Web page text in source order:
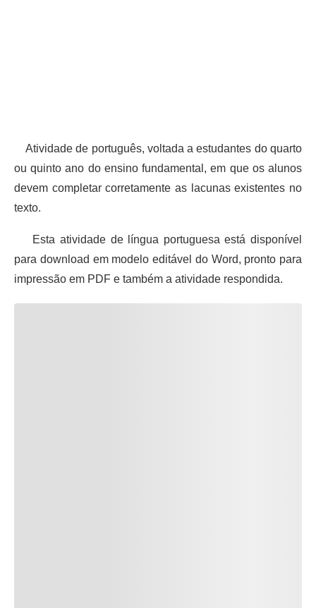
Atividade de português, voltada a estudantes do quarto
ou quinto ano do ensino fundamental, em que os alunos
devem completar corretamente as lacunas existentes no
texto.
Esta atividade de língua portuguesa está disponível
para download em modelo editável do Word, pronto para
impressão em PDF e também a atividade respondida.